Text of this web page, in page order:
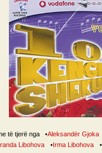
të tjerë nga •Aleksandër Gjoka
Libohova •Irma Libohova •